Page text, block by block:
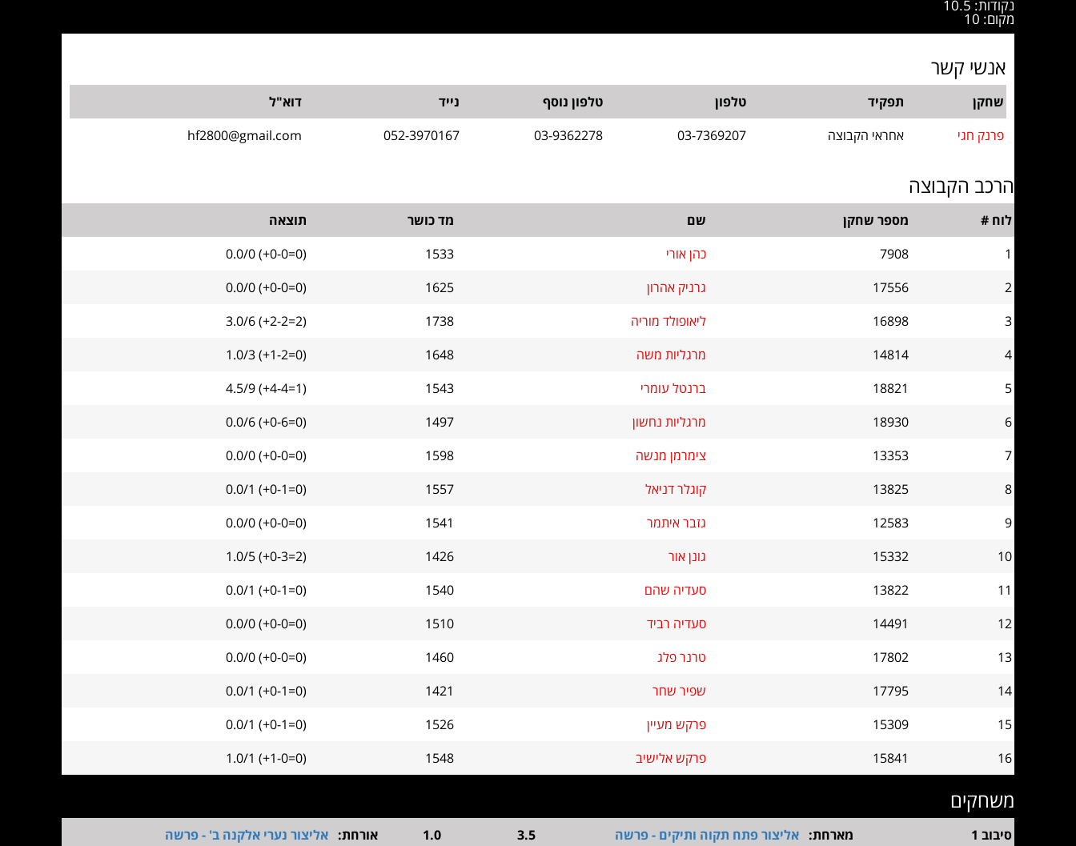
נקודות: 10.5
מקום: 10
אנשי קשר
שחקן תפקיד טלפון טלפון נוסף נייד
דוא"ל
פרנק חגי
אחראי הקבוצה 03-7369207
03-9362278
052-3970167
hf2800@gmail.com
הרכב הקבוצה
לוח # מספר שחקן שם מד כושר
תוצאה
1
7908 כהן אורי 1533
0.0/0 (+0-0=0)
2
17556 גרניק אהרון 1625
0.0/0 (+0-0=0)
3
16898 ליאופולד מוריה 1738
3.0/6 (+2-2=2)
4
14814 מרגליות משה 1648
1.0/3 (+1-2=0)
5
18821 ברנטל עומרי 1543
4.5/9 (+4-4=1)
6
18930 מרגליות נחשון 1497
0.0/6 (+0-6=0)
7
13353 צימרמן מנשה 1598
0.0/0 (+0-0=0)
8
13825 קוגלר דניאל 1557
0.0/1 (+0-1=0)
9
12583 גזבר איתמר 1541
0.0/0 (+0-0=0)
10
15332 גונן אור 1426
1.0/5 (+0-3=2)
11
13822 סעדיה שהם 1540
0.0/1 (+0-1=0)
12
14491 סעדיה רביד 1510
0.0/0 (+0-0=0)
13
17802 טרנר פלג 1460
0.0/0 (+0-0=0)
14
17795 שפיר שחר 1421
0.0/1 (+0-1=0)
15
15309 פרקש מעיין 1526
0.0/1 (+0-1=0)
16
15841 פרקש אלישיב 1548
1.0/1 (+1-0=0)
משחקים
סיבוב 1 מארחת: אליצור פתח תקוה ותיקים - פרשה 3.5
1.0 אורחת: אליצור נערי אלקנה ב' - פרשה